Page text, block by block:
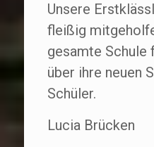
Unsere
fleißig
gesamte Schule
über ihre neuen
Schüler.
Lucia Brücken